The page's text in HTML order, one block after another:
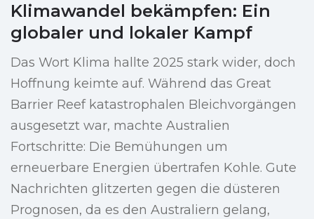
Klimawandel bekämpfen: Ein
globaler und lokaler Kampf
Das Wort Klima hallte 2025 stark wider, doch
Hoffnung keimte auf. Während das Great
Barrier Reef katastrophalen Bleichvorgängen
ausgesetzt war, machte Australien
Fortschritte: Die Bemühungen um
erneuerbare Energien übertrafen Kohle. Gute
Nachrichten glitzerten gegen die düsteren
Prognosen, da es den Australiern gelang,